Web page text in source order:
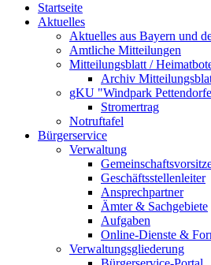
Startseite
Aktuelles
Aktuelles aus Bayern und
Amtliche Mitteilungen
Mitteilungsblatt /
Archiv
gKU "Windpark
Stromertrag
Notruftafel
Bürgerservice
Verwaltung
Geschäftsstellenleiter
Ansprechpartner
Ämter & Sachgebiete
Aufgaben
Online-Dienste &
Verwaltungsgliederung